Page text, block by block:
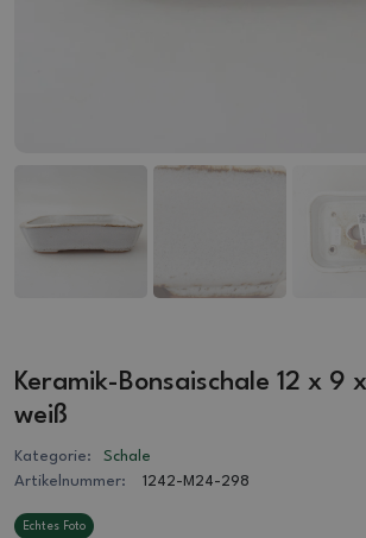
Keramik-Bonsaischale 12 x 9
weiß
Kategorie:
Schale
Artikelnummer:
1242-M24-298
Echtes Foto